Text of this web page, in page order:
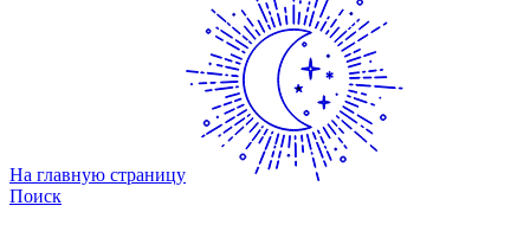
На главную страницу
Поиск